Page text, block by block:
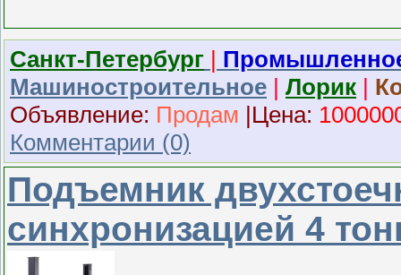
Санкт-Петербург |
Машиностроительное | Лорик |
Объявление: Продам |Цена:
Комментарии (0)
Подъемник
синхронизацией 4